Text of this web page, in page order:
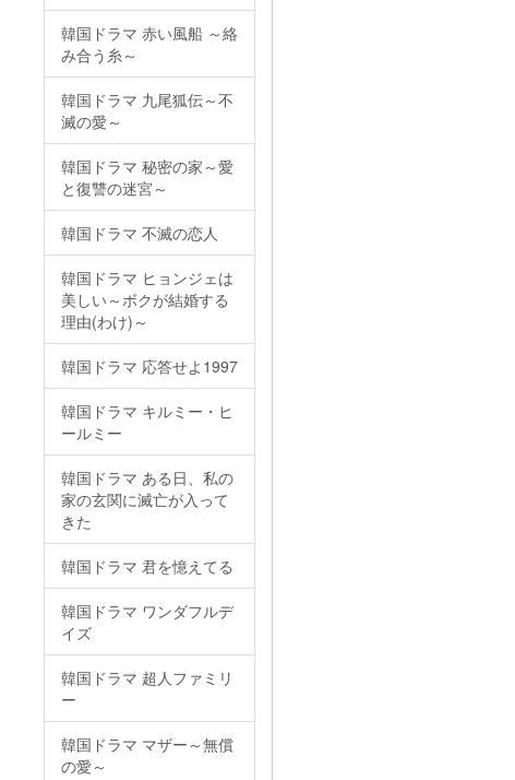
韓国ドラマ 赤い風船 ～絡
み合う糸～
韓国ドラマ 九尾狐伝～不
滅の愛～
韓国ドラマ 秘密の家～愛
と復讐の迷宮～
韓国ドラマ 不滅の恋人
韓国ドラマ ヒョンジェは
美しい～ボクが結婚する
理由(わけ)～
韓国ドラマ 応答せよ1997
韓国ドラマ キルミー・ヒ
ールミー
韓国ドラマ ある日、私の
家の玄関に滅亡が入って
きた
韓国ドラマ 君を憶えてる
韓国ドラマ ワンダフルデ
イズ
韓国ドラマ 超人ファミリ
ー
韓国ドラマ マザー～無償
の愛～